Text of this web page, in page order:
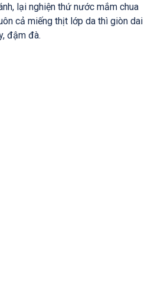
lại nghiện thứ nước mắm chua
cả miếng thịt lớp da thì giòn dai
đậm đà.